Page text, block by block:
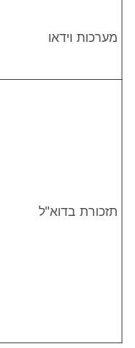
מערכות וידאו
תזכורת בדוא"ל